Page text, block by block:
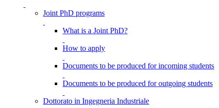
Joint PhD programs
What is a Joint PhD?
How to apply
Documents to be produced for incoming students
Documents to be produced for outgoing students
Dottorato in Ingegneria Industriale